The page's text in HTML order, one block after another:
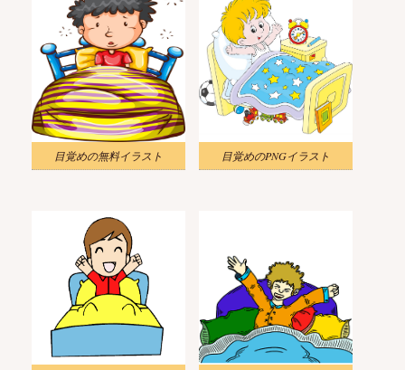
目覚めの無料イラスト 目覚めのPNGイラスト